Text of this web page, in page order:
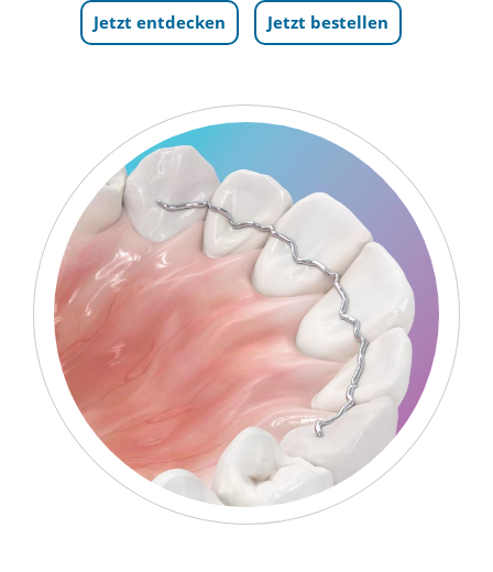
Jetzt entdecken Jetzt bestellen